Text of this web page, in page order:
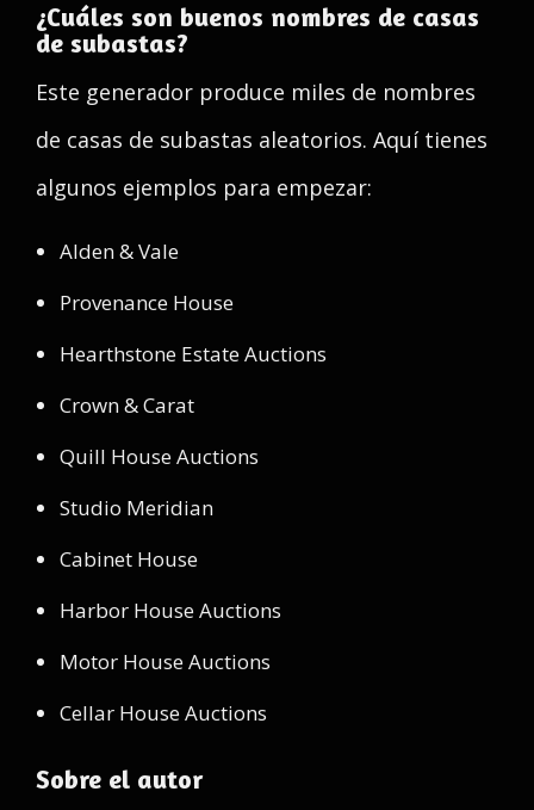
¿Cuáles son buenos nombres de casas
de subastas?
Este generador produce miles de nombres
de casas de subastas aleatorios. Aquí tienes
algunos ejemplos para empezar:
Alden & Vale
Provenance House
Hearthstone Estate Auctions
Crown & Carat
Quill House Auctions
Studio Meridian
Cabinet House
Harbor House Auctions
Motor House Auctions
Cellar House Auctions
Sobre el autor